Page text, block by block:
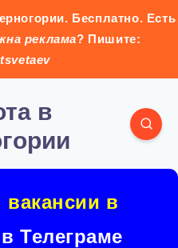
Бесплатно. Есть
реклама? Пишите:
вакансии в
в Телеграме